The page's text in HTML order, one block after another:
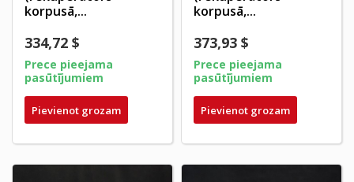
korpusā,...
334,72 $
Prece pieejama
pasūtījumiem
Pievienot grozam
korpusā,...
373,93 $
Prece pieejama
pasūtījumiem
Pievienot grozam